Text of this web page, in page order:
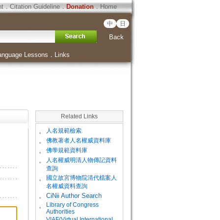
．Citation Guideline．Donation．Home
中 日
Back
Lessons ． Links
Related Links
。 人名規範檢索
。 佛教著者人名權威資料庫
。 佛學規範資料庫
。
人名權威明清人物傳記資料
查詢
。
國立故宮博物院清代檔案人
名權威資料查詢
。
CiNii Author Search
。
Library of Congress
Authorities